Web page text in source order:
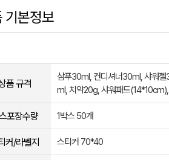
기본정보
품 규격
삼푸30ml, 컨디셔너30ml, 샤워
ml, 치약20g, 샤워패드
포장수량 1박스 50개
커/라벨지 스티커 70*40